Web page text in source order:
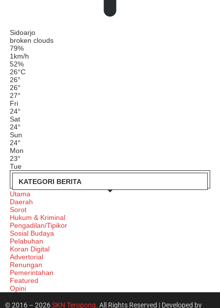
Sidoarjo
broken clouds
79%
1km/h
52%
26°C
26°
26°
27°
Fri
24°
Sat
24°
Sun
24°
Mon
23°
Tue
KATEGORI BERITA
Utama
Daerah
Sorot
Hukum & Kriminal
Pengadilan/Tipikor
Sosial Budaya
Pelabuhan
Koran Digital
Advertorial
Renungan
Pemerintahan
Featured
Opini
© 2016 – 2026SKN Teropong. All Rights Reserved | Developed by